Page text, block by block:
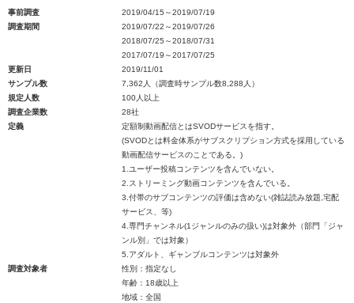
事前調査
2019/04/15～2019/07/19
調査期間
2019/07/22～2019/07/26
2018/07/25～2018/07/31
2017/07/19～2017/07/25
更新日
2019/11/01
サンプル数
7,362人（調査時サンプル数8,288人）
規定人数
100人以上
調査企業数
28社
定義
定額制動画配信とはSVODサービスを指す。
(SVODとは料金体系がサブスクリプション方式を採用している
動画配信サービスのことである。)
1.ユーザー投稿コンテンツを含んでいない。
2.ストリーミング動画コンテンツを含んでいる。
3.付帯のサブコンテンツの評価は含めない(雑誌読み放題,宅配
サービス、等)
4.専門チャンネル(1ジャンルのみの扱い)は対象外（部門「ジャ
ンル別」では対象）
5.アダルト、ギャンブルコンテンツは対象外
調査対象者
性別：指定なし
年齢：18歳以上
地域：全国